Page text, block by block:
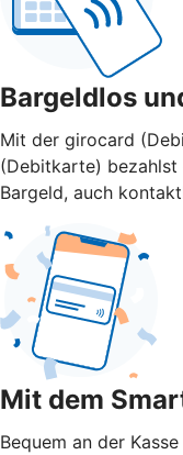
Bargeldlos
Mit der girocard
(Debitkarte) bezahlst
Bargeld, auch
Mit dem
Bequem an der